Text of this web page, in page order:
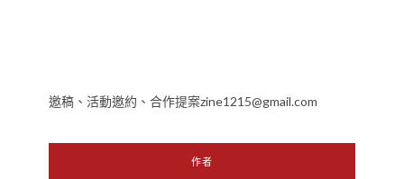
邀稿、活動邀約、合作提案zine1215@gmail.com
作者